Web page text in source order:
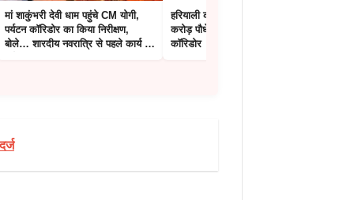
मां शाकुंभरी देवी धाम पहुंचे CM योगी,
पर्यटन कॉरिडोर का किया निरीक्षण,
बोले… शारदीय नवरात्रि से पहले कार्य पूरे
हरियाली का महाकुंभ : UP में लगेंगे 35
करोड़ पौधे, गंगा एक्सप्रेसवे बनेगा ग्रीन
कॉरिडोर